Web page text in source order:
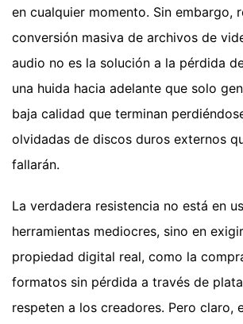
en cualquier momento. Sin embargo,
conversión masiva de archivos de
audio no es la solución a la pérdida
una huida hacia adelante que solo
baja calidad que terminan
olvidadas de discos duros externos
fallarán.
La verdadera resistencia no está en
herramientas mediocres, sino en
propiedad digital real, como la
formatos sin pérdida a través de
respeten a los creadores. Pero claro,